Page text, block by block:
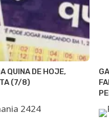
QUINA DE HOJE,
(7/8)